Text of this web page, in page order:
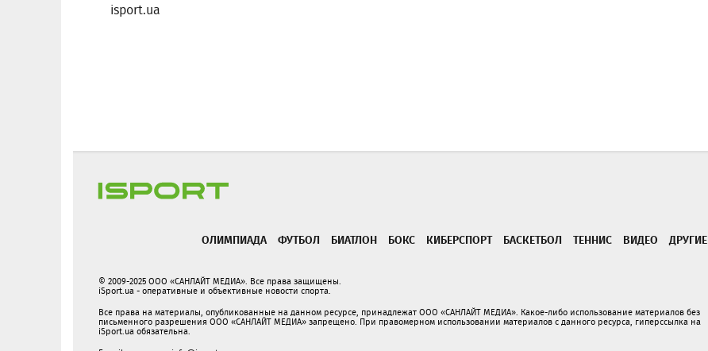
isport.ua
ОЛИМПИАДА ФУТБОЛ БИАТЛОН БОКС КИБЕРСПОРТ БАСКЕТБОЛ ТЕННИС ВИДЕО ДРУГИЕ
© 2009-2025 ООО «САНЛАЙТ МЕДИА». Все права защищены.
iSport.ua - оперативные и объективные новости спорта.
Все права на материалы, опубликованные на данном ресурсе, принадлежат ООО «САНЛАЙТ МЕДИА». Какое-либо использование материалов без
письменного разрешения ООО «САНЛАЙТ МЕДИА» запрещено. При правомерном использовании материалов с данного ресурса, гиперссылка на
iSport.ua обязательна.